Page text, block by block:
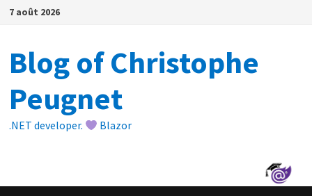
Passer
7 août 2026
Blog of Christophe
Peugnet
.NET developer. Blazor